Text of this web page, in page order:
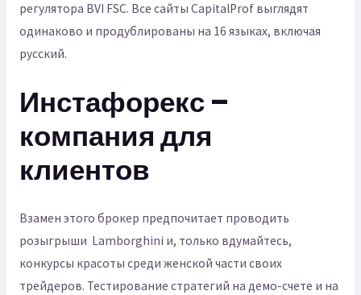
регулятора BVI FSC. Все сайты CapitalProf выглядят
одинаково и продублированы на 16 языках, включая
русский.
Инстафорекс –
компания для
клиентов
Взамен этого брокер предпочитает проводить
розыгрыши Lamborghini и, только вдумайтесь,
конкурсы красоты среди женской части своих
трейдеров. Тестирование стратегий на демо-счете и на